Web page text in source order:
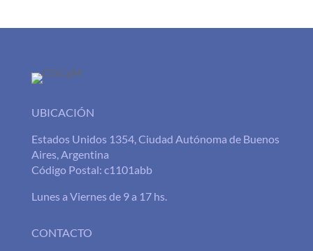
UBICACIÓN
Estados Unidos 1354, Ciudad Autónoma de Buenos
Aires, Argentina
Código Postal: c1101abb
Lunes a Viernes de 9 a 17 hs.
CONTACTO